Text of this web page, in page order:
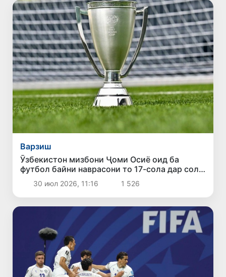
Варзиш
Ӯзбекистон мизбони Ҷоми Осиё оид ба
футбол байни наврасони то 17-сола дар соли
2027 мегардад
30 июл 2026, 11:16 1 526